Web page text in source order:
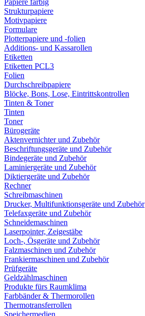
Papiere farbig
Strukturpapiere
Motivpapiere
Formulare
Plotterpapiere und -folien
Additions- und Kassarollen
Etiketten
Etiketten PCL3
Folien
Durchschreibpapiere
Blöcke, Bons, Lose, Eintrittskontrollen
Tinten & Toner
Tinten
Toner
Bürogeräte
Aktenvernichter und Zubehör
Beschriftungsgeräte und Zubehör
Bindegeräte und Zubehör
Laminiergeräte und Zubehör
Diktiergeräte und Zubehör
Rechner
Schreibmaschinen
Drucker, Multifunktionsgeräte und Zubehör
Telefaxgeräte und Zubehör
Schneidemaschinen
Laserpointer, Zeigestäbe
Loch-, Ösgeräte und Zubehör
Falzmaschinen und Zubehör
Frankiermaschinen und Zubehör
Prüfgeräte
Geldzählmaschinen
Produkte fürs Raumklima
Farbbänder & Thermorollen
Thermotransferrollen